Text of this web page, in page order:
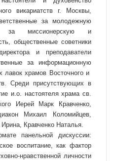
викариатств г. Москвы,
за молодежную
за миссионерскую и
общественные советники
и преподаватели
за информационную
лавок храмов Восточного и
Среди присутствующих в
и.о. настоятеля храма св.
Иерей Марк Кравченко,
Михаил Коломийцев,
Кравченко Наталья.
панельной дискуссии:
воспитание, как фактор
нравственной личности